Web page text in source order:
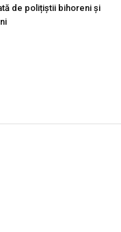
de polițiștii bihoreni și